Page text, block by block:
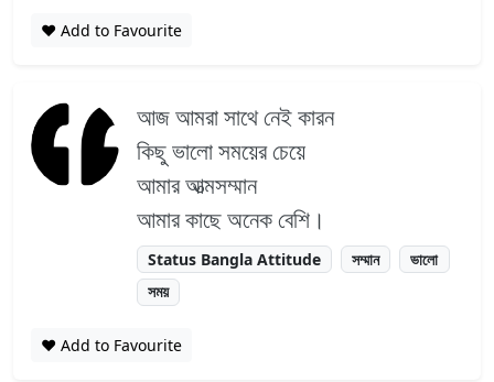
❤️ Add to Favourite
আজ আমরা সাথে নেই কারন
কিছু ভালো সময়ের চেয়ে
আমার আত্মসম্মান
আমার কাছে অনেক বেশি।
Status Bangla Attitude সম্মান
ভালো
সময়
❤️ Add to Favourite